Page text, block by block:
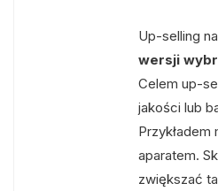
Up-selling
wersji
Celem up-
jakości lub
aparatem.
zwiększać